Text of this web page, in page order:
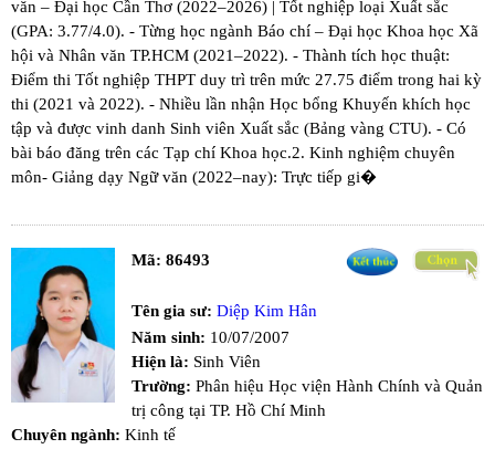
văn – Đại học Cần Thơ (2022–2026) | Tốt nghiệp loại Xuất sắc
(GPA: 3.77/4.0). - Từng học ngành Báo chí – Đại học Khoa học Xã
hội và Nhân văn TP.HCM (2021–2022). - Thành tích học thuật:​
Điểm thi Tốt nghiệp THPT duy trì trên mức 27.75 điểm trong hai kỳ
thi (2021 và 2022). - Nhiều lần nhận Học bổng Khuyến khích học
tập và được vinh danh Sinh viên Xuất sắc (Bảng vàng CTU). - Có
bài báo đăng trên các Tạp chí Khoa học. ​2. Kinh nghiệm chuyên
môn ​- Giảng dạy Ngữ văn (2022–nay): Trực tiếp gi�
Mã: 86493
Tên gia sư: Diệp Kim Hân
Năm sinh: 10/07/2007
Hiện là: Sinh Viên
Trường: Phân hiệu Học viện Hành Chính và Quản
trị công tại TP. Hồ Chí Minh
Chuyên ngành: Kinh tế